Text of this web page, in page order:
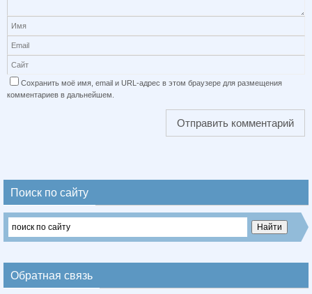
Сохранить моё имя, email и URL-адрес в этом браузере для размещения
комментариев в дальнейшем.
Поиск по сайту
Обратная связь